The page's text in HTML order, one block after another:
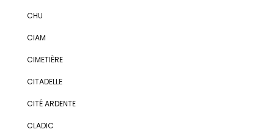
CHU
CIAM
CIMETIÈRE
CITADELLE
CITÉ ARDENTE
CLADIC